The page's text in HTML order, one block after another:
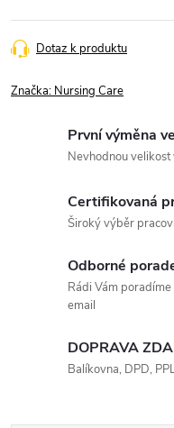
Dotaz k produktu
Značka: Nursing Care
První výměna
Nevhodnou
Certifikovaná
Široký výběr
Odborné
Rádi Vám
email
DOPRAVA
Balíkovna, DPD,